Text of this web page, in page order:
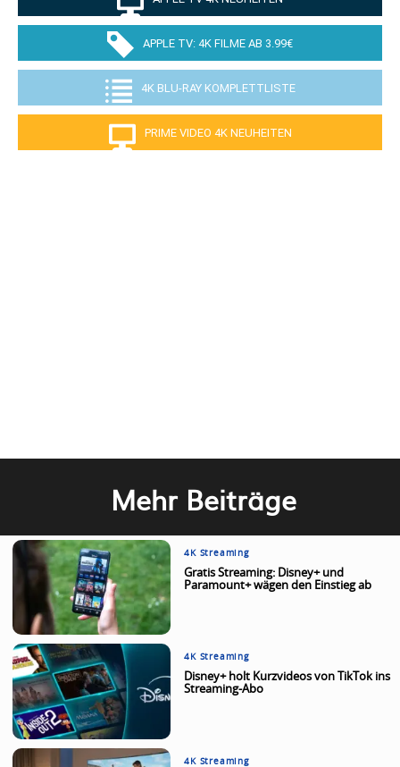
APPLE TV: 4K FILME AB 3.99€
4K BLU-RAY KOMPLETTLISTE
PRIME VIDEO 4K NEUHEITEN
Mehr Beiträge
4K Streaming
Gratis Streaming: Disney+ und
Paramount+ wägen den Einstieg ab
4K Streaming
Disney+ holt Kurzvideos von TikTok ins
Streaming-Abo
4K Streaming